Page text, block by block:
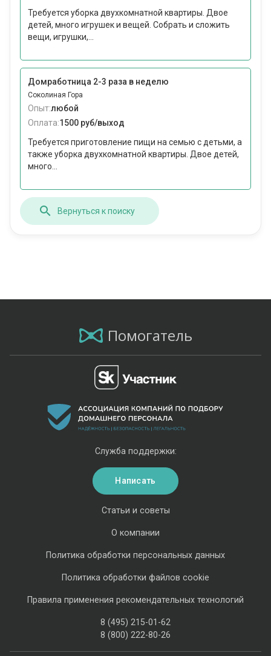
Требуется уборка двухкомнатной квартиры. Двое
детей, много игрушек и вещей. Собрать и сложить
вещи, игрушки,...
Домработница 2-3 раза в неделю
Соколиная Гора
Опыт:любой
Оплата:1500 руб/выход
Требуется приготовление пищи на семью с детьми, а
также уборка двухкомнатной квартиры. Двое детей,
много...
Вернуться к поиску
Помогатель
Статьи и советы
О компании
Политика обработки персональных данных
Политика обработки файлов cookie
Правила применения рекомендательных технологий
8 (495) 215-01-62
8 (800) 222-80-26
Служба поддержки:
Написать